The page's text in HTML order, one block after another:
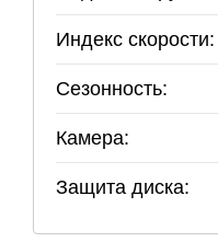
Индекс скорости:
Сезонность:
Камера:
Защита диска: